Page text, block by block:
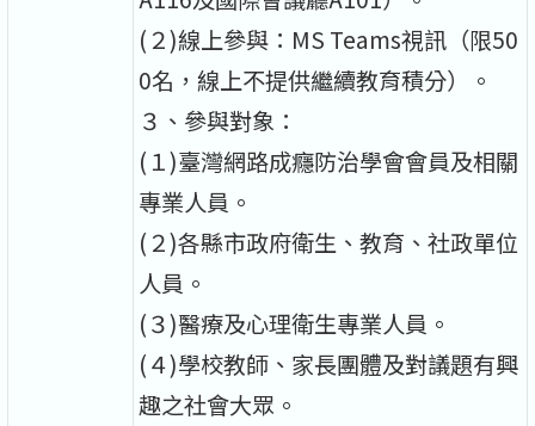
(２)線上參與：MS Teams視訊（限50
0名，線上不提供繼續教育積分）。
３、參與對象：
(１)臺灣網路成癮防治學會會員及相關
專業人員。
(２)各縣市政府衛生、教育、社政單位
人員。
(３)醫療及心理衛生專業人員。
(４)學校教師、家長團體及對議題有興
趣之社會大眾。